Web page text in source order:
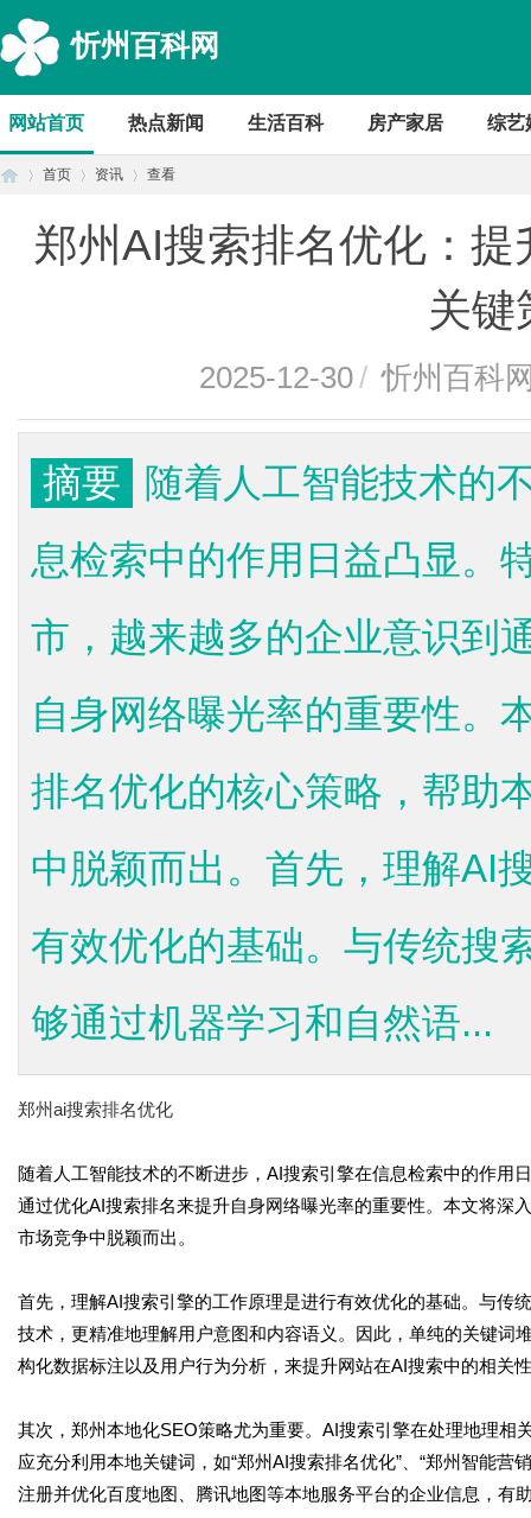
忻州百科网
网站首页 热点新闻 生活百科 房产家居 综艺
首页 资讯 查看
郑州AI搜索排名优化：
关键
2025-12-30/ 忻州百科
摘要
随着人工智能技术的
息检索中的作用日益凸显。
市，越来越多的企业意识到
自身网络曝光率的重要性。
排名优化的核心策略，帮助
中脱颖而出。首先，理解AI
有效优化的基础。与传统搜
够通过机器学习和自然语...
郑州ai搜索排名优化
随着人工智能技术的不断进步，AI搜索引擎在信息检索中的作用
通过优化AI搜索排名来提升自身网络曝光率的重要性。本文将深
市场竞争中脱颖而出。
首先，理解AI搜索引擎的工作原理是进行有效优化的基础。与传
技术，更精准地理解用户意图和内容语义。因此，单纯的关键词
构化数据标注以及用户行为分析，来提升网站在AI搜索中的相关
其次，郑州本地化SEO策略尤为重要。AI搜索引擎在处理地理
应充分利用本地关键词，如“郑州AI搜索排名优化”、“郑州智能
注册并优化百度地图、腾讯地图等本地服务平台的企业信息，有